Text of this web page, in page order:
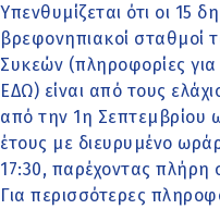
Υπενθυμίζεται ότι οι 15
βρεφονηπιακοί σταθμοί
Συκεών (πληροφορίες
ΕΔΩ) είναι από τους
από την 1η Σεπτεμβρίου
έτους με διευρυμένο
17:30, παρέχοντας πλήρη
Για περισσότερες